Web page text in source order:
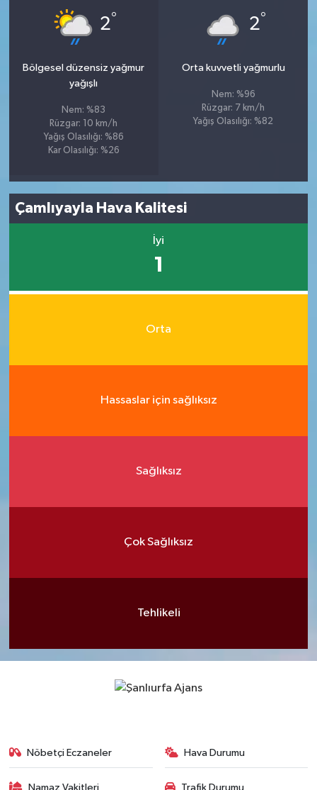
2°
Bölgesel düzensiz yağmur
yağışlı
Nem: %83
Rüzgar: 10 km/h
Yağış Olasılığı: %86
Kar Olasılığı: %26
2°
Orta kuvvetli yağmurlu
Nem: %96
Rüzgar: 7 km/h
Yağış Olasılığı: %82
Çamlıyayla Hava Kalitesi
İyi
1
Orta
Hassaslar için sağlıksız
Sağlıksız
Çok Sağlıksız
Tehlikeli
Nöbetçi Eczaneler Hava Durumu
Namaz Vakitleri Trafik Durumu